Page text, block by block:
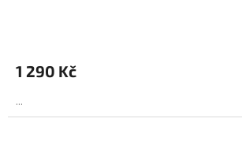
1 290 Kč
...